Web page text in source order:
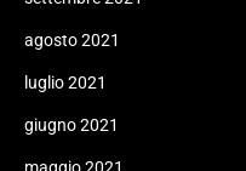
agosto 2021
luglio 2021
giugno 2021